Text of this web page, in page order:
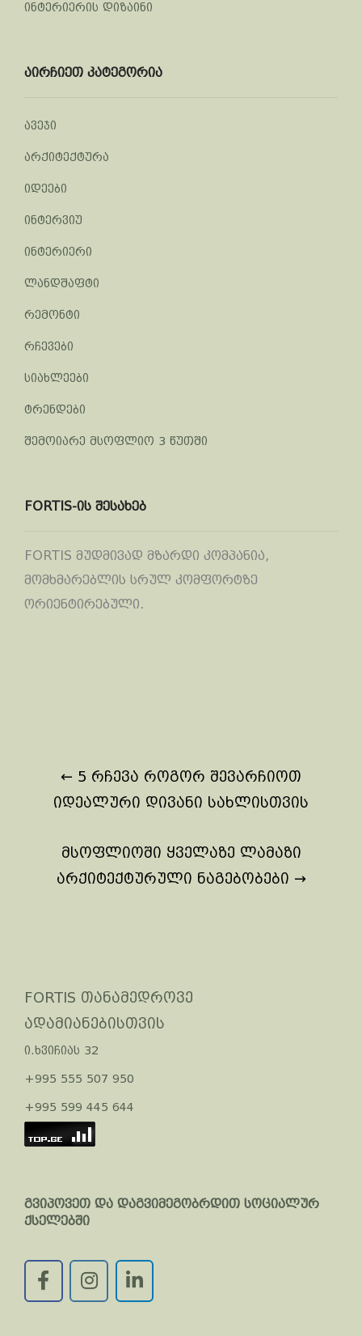
ინტერიერის დიზაინი
აირჩიეთ კატეგორია
ავეჯი
არქიტექტურა
იდეები
ინტერვიუ
ინტერიერი
ლანდშაფტი
რემონტი
რჩევები
სიახლეები
ტრენდები
შემოიარე მსოფლიო 3 წუთში
FORTIS-ის შესახებ
FORTIS მუდმივად მზარდი კომპანია,
მომხმარებლის სრულ კომფორტზე
ორიენტირებული.
navigation
← 5 რჩევა როგორ შევარჩიოთ
იდეალური დივანი სახლისთვის
მსოფლიოში ყველაზე ლამაზი
არქიტექტურული ნაგებობები →
FORTIS თანამედროვე
ადამიანებისთვის
ი.ხვიჩიას 32
+995 555 507 950
+995 599 445 644
გვიპოვეთ და დაგვიმეგობრდით სოციალურ
ქსელებში